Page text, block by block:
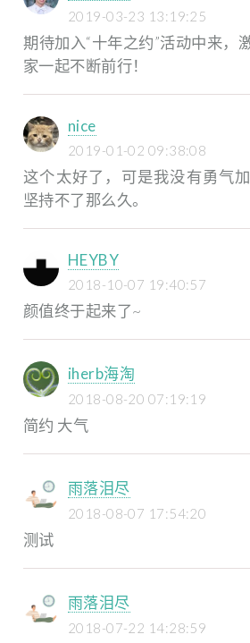
2019-03-23 13:19:25
期待加入“十年之约”活动中来，
家一起不断前行！
nice
2019-01-02 09:38:08
这个太好了，可是我没有勇气
坚持不了那么久。
HEYBY
2018-10-07 19:40:57
颜值终于起来了~
iherb海淘
2018-08-20 07:19:19
简约 大气
雨落泪尽
2018-08-07 17:54:20
测试
雨落泪尽
2018-07-22 14:28:59